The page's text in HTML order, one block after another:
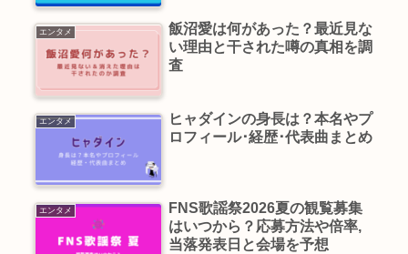
エンタメ
飯沼愛は何があった？最近見な
い理由と干された噂の真相を調
査
エンタメ
ヒャダインの身長は？本名やプ
ロフィール･経歴･代表曲まとめ
エンタメ
FNS歌謡祭2026夏の観覧募集
はいつから？応募方法や倍率,
当落発表日と会場を予想